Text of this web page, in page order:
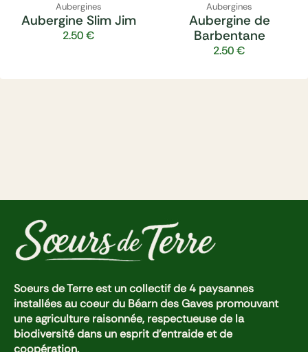
Aubergines
Aubergine Slim Jim
2.50€
Aubergines
Aubergine de
Barbentane
2.50€
Soeurs de Terre est un collectif de 4 paysannes
installées au coeur du Béarn des Gaves promouvant
une agriculture raisonnée, respectueuse de la
biodiversité dans un esprit d'entraide et de
coopération.